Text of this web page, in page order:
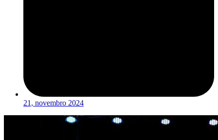
21, novembro 2024